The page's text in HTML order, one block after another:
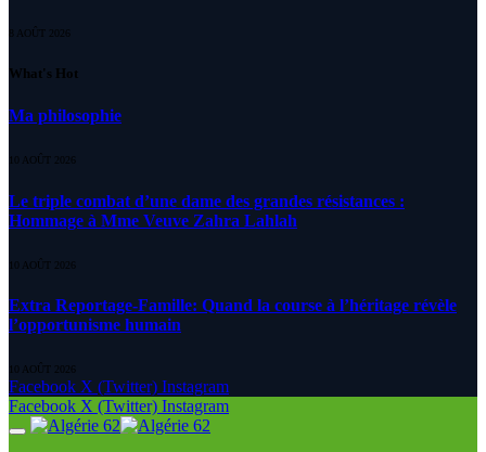
8 AOÛT 2026
What's Hot
Ma philosophie
10 AOÛT 2026
Le triple combat d’une dame des grandes résistances :
Hommage à Mme Veuve Zahra Lahlah
10 AOÛT 2026
Extra Reportage-Famille: Quand la course à l’héritage révèle
l’opportunisme humain
10 AOÛT 2026
Facebook X (Twitter) Instagram
Facebook X (Twitter) Instagram